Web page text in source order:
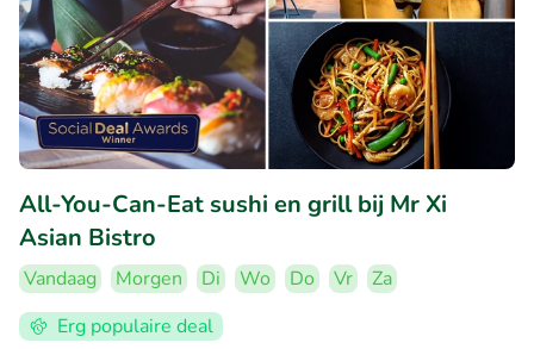
All-You-Can-Eat sushi en grill bij Mr Xi
Asian Bistro
Vandaag Morgen Di Wo Do Vr
Za
Erg populaire deal